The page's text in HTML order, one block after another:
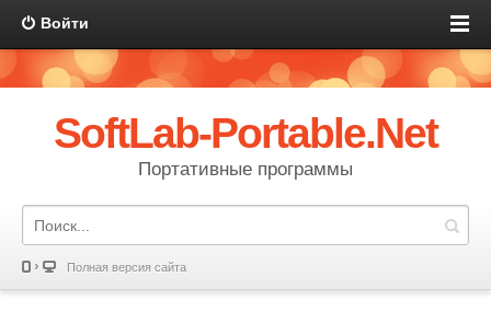
Войти
SoftLab-Portable.Net
Портативные программы
Полная версия сайта